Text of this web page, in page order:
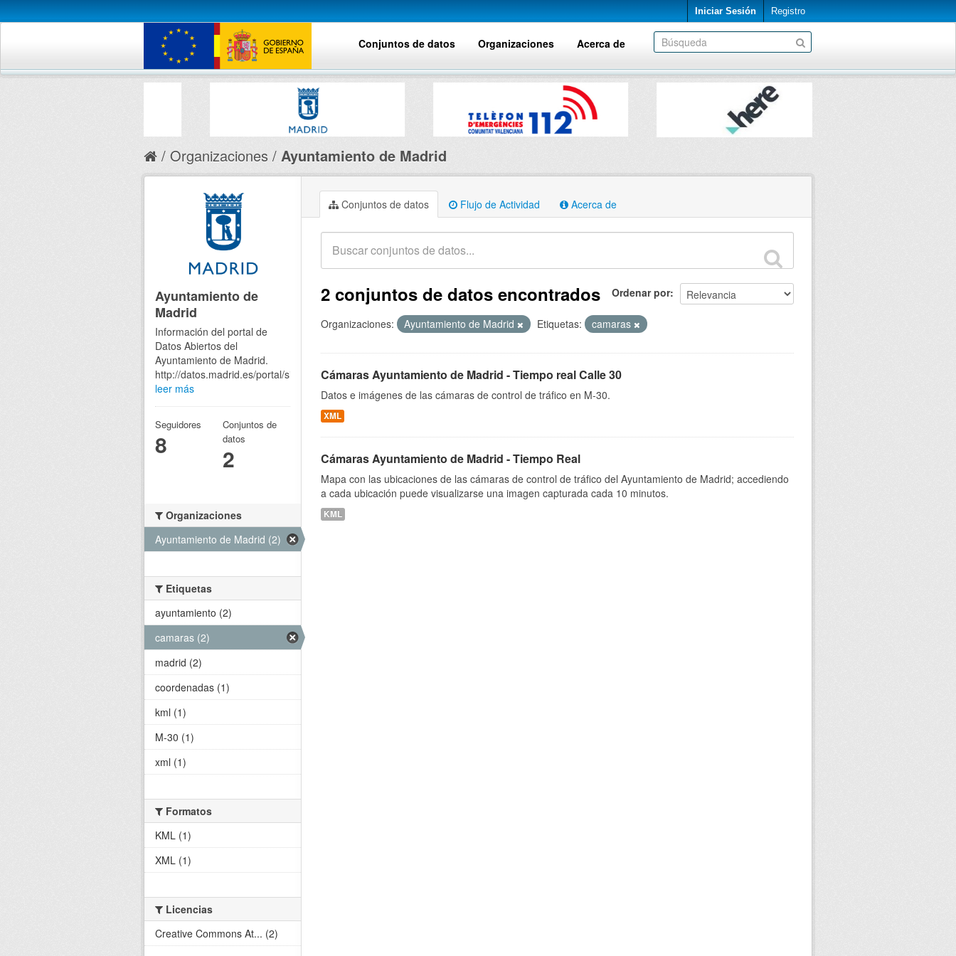
Iniciar Sesión Registro
Conjuntos de datos Organizaciones Acerca de
Organizaciones Ayuntamiento de Madrid
Conjuntos de datos Flujo de Actividad Acerca de
Ordenar por
2 conjuntos de datos encontrados
Organizaciones: Ayuntamiento de Madrid Etiquetas: camaras
Cámaras Ayuntamiento de Madrid - Tiempo real Calle 30
Datos e imágenes de las cámaras de control de tráfico en M-30.
XML
Cámaras Ayuntamiento de Madrid - Tiempo Real
Mapa con las ubicaciones de las cámaras de control de tráfico del Ayuntamiento de Madrid; accediendo
a cada ubicación puede visualizarse una imagen capturada cada 10 minutos.
KML
Ayuntamiento de
Madrid
Información del portal de
Datos Abiertos del
Ayuntamiento de Madrid.
http://datos.madrid.es/portal/site/egob
leer más
Seguidores
8
Conjuntos de
datos
2
Organizaciones
Ayuntamiento de Madrid (2)
Etiquetas
ayuntamiento (2)
camaras (2)
madrid (2)
coordenadas (1)
kml (1)
M-30 (1)
xml (1)
Formatos
KML (1)
XML (1)
Licencias
Creative Commons At... (2)